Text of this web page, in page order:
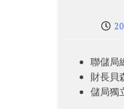
聯儲局
財長貝
儲局獨